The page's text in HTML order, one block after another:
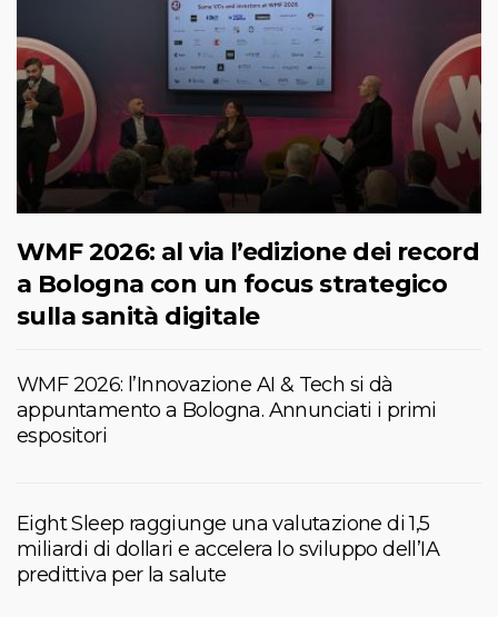
WMF 2026: al via l’edizione dei record
a Bologna con un focus strategico
sulla sanità digitale
WMF 2026: l’Innovazione AI & Tech si dà
appuntamento a Bologna. Annunciati i primi
espositori
Eight Sleep raggiunge una valutazione di 1,5
miliardi di dollari e accelera lo sviluppo dell’IA
predittiva per la salute